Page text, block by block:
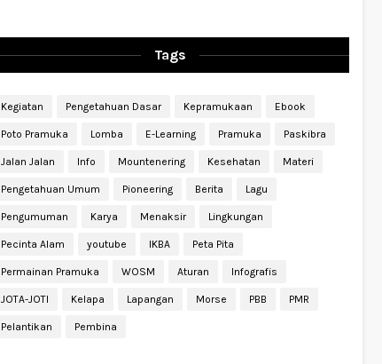
Tags
Kegiatan Pengetahuan Dasar Kepramukaan Ebook
Poto Pramuka Lomba E-Learning Pramuka Paskibra
Jalan Jalan Info Mountenering Kesehatan Materi
Pengetahuan Umum Pioneering Berita Lagu
Pengumuman Karya Menaksir Lingkungan
Pecinta Alam youtube IKBA Peta Pita
Permainan Pramuka WOSM Aturan Infografis
JOTA-JOTI Kelapa Lapangan Morse PBB PMR
Pelantikan Pembina